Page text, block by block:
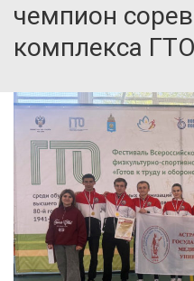
чемпион
комплекса ГТО